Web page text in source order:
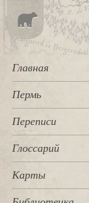
Главная
Пермь
Переписи
Глоссарий
Карты